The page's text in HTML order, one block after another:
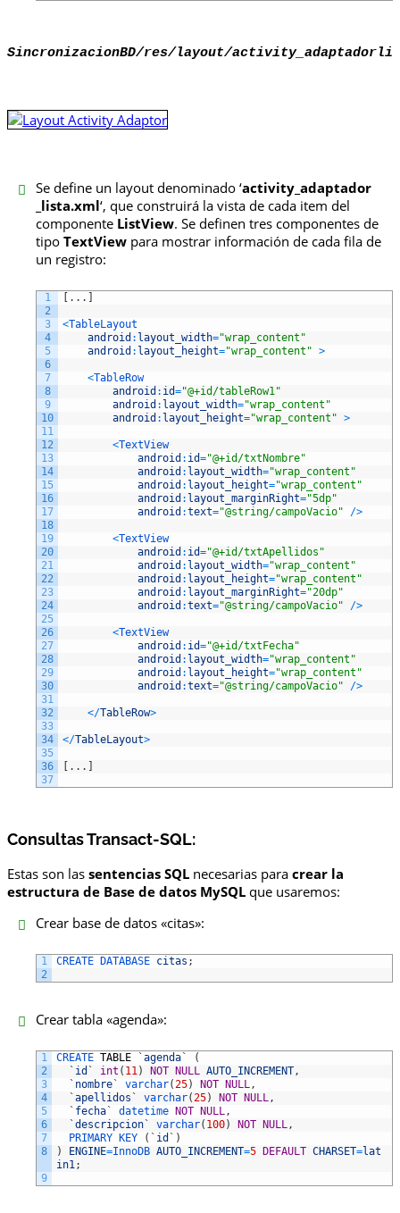
SincronizacionBD/res/layout/activity_ adaptador
Se define un layout denominado ‘activity_adaptador
_lista.xml‘, que construirá la vista de cada item del
componente ListView. Se definen tres componentes de
tipoTextView para mostrar información de cada fila de
un registro:
1
2
3
4
5
6
7
8
9
10
11
12
13
14
15
16
17
18
19
20
21
22
23
24
25
26
27
28
29
30
31
32
33
34
35
36
37
[ . . . ]
<TableLayout
android : layout_width="wrap_content"
android : layout_height="wrap_content" >
<TableRow
android : id="@+id/tableRow1"
android : layout_width="wrap_content"
android : layout_height="wrap_content" >
<TextView
android : id="@+id/txtNombre"
android : layout_width="wrap_content"
android : layout_height="wrap_content"
android : layout_marginRight="5dp"
android :text="@string/campoVacio" />
<TextView
android : id="@+id/txtApellidos"
android : layout_width="wrap_content"
android : layout_height="wrap_content"
android : layout_marginRight="20dp"
android :text="@string/campoVacio" />
<TextView
android : id="@+id/txtFecha"
android : layout_width="wrap_content"
android : layout_height="wrap_content"
android :text="@string/campoVacio" />
</TableRow>
</TableLayout>
[ . . . ]
Consultas Transact-SQL:
Estas son las sentencias SQL necesarias para crear la
estructura de Base de datos MySQL que usaremos:
Crear base de datos «citas»:
1
2
CREATE DATABASE citas ;
Crear tabla «agenda»:
1
2
3
4
5
6
7
8
9
CREATE TABLE `agenda`
(
` id ` int ( 11 ) NOT NULL AUTO_INCREMENT ,
` nombre` varchar( 25) NOT NULL ,
`apellidos ` varchar( 25) NOT NULL ,
` fecha` datetime NOT NULL ,
`descripcion` varchar( 100) NOT NULL ,
PRIMARY KEY ( ` id ` )
)
ENGINE=InnoDB AUTO_INCREMENT=5 DEFAULT CHARSET=lat
in1 ;